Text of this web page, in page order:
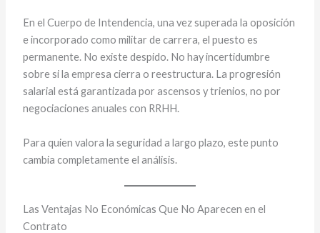
En el Cuerpo de Intendencia, una vez superada la oposición
e incorporado como militar de carrera, el puesto es
permanente. No existe despido. No hay incertidumbre
sobre si la empresa cierra o reestructura. La progresión
salarial está garantizada por ascensos y trienios, no por
negociaciones anuales con RRHH.
Para quien valora la seguridad a largo plazo, este punto
cambia completamente el análisis.
Las Ventajas No Económicas Que No Aparecen en el
Contrato